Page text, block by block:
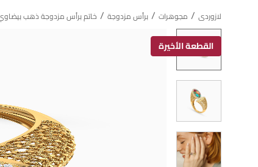
لازوردى / مجوهرات / برأس مزدوجة / خاتم برأس مزدوجة ذهب بيضاوي عيار 21 قيراط مزين
القطعة الأخيرة